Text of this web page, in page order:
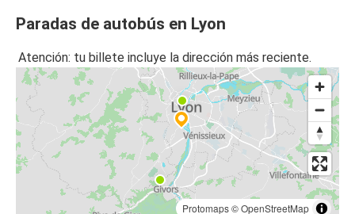
Paradas de autobús en Lyon
Atención: tu billete incluye la dirección más reciente.
Protomaps©OpenStreetMap